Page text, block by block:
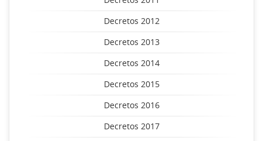
Decretos 2012
Decretos 2013
Decretos 2014
Decretos 2015
Decretos 2016
Decretos 2017